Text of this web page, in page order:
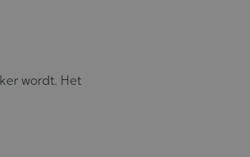
wordt. Het